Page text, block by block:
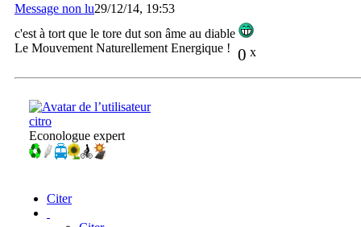
Message non lu29/12/14, 19:53
c'est à tort que le tore dut son âme au diable
0 x
Le Mouvement Naturellement Energique !
citro
Econologue expert
Citer